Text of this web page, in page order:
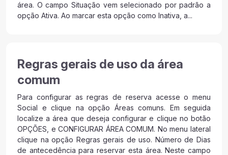
área. O campo Situação vem selecionado por padrão a
opção Ativa. Ao marcar esta opção como Inativa, a...
Regras gerais de uso da área
comum
Para configurar as regras de reserva acesse o menu
Social e clique na opção Áreas comuns. Em seguida
localize a área que deseja configurar e clique no botão
OPÇÕES, e CONFIGURAR ÁREA COMUM. No menu lateral
clique na opção Regras gerais de uso. Número de Dias
de antecedência para reservar esta área. Neste campo